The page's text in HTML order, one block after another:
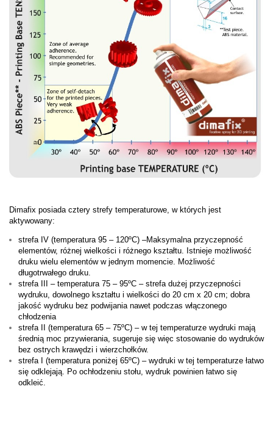
Dimafix posiada cztery strefy temperaturowe, w których jest
aktywowany:
strefa IV (temperatura 95 – 120ºC) –Maksymalna przyczepność
elementów, różnej wielkości i różnego kształtu. Istnieje możliwość
druku wielu elementów w jednym momencie. Możliwość
długotrwałego druku.
strefa III – temperatura 75 – 95ºC – strefa dużej przyczepności
wydruku, dowolnego kształtu i wielkości do 20 cm x 20 cm; dobra
jakość wydruku bez podwijania nawet podczas włączonego
chłodzenia
strefa II (temperatura 65 – 75ºC) – w tej temperaturze wydruki mają
średnią moc przywierania, sugeruje się więc stosowanie do wydruków
bez ostrych krawędzi i wierzchołków.
strefa I (temperatura poniżej 65ºC) – wydruki w tej temperaturze łatwo
się odklejają. Po ochłodzeniu stołu, wydruk powinien łatwo się
odkleić.